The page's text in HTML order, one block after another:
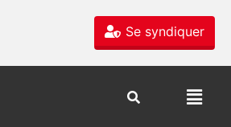
Se syndiquer